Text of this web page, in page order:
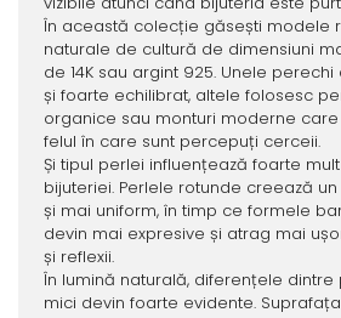
În această colecție găsești modele
naturale de cultură de dimensiuni
de 14K sau argint 925. Unele
și foarte echilibrat, altele folosesc
organice sau monturi moderne
felul în care sunt percepuți cerceii.
Și tipul perlei influențează foarte
bijuteriei. Perlele rotunde creează
și mai uniform, în timp ce formele
devin mai expresive și atrag mai
și reflexii.
În lumină naturală, diferențele
mici devin foarte evidente.